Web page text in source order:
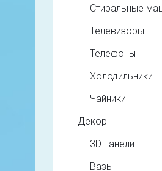
Стиральные
Телевизоры
Телефоны
Холодильники
Чайники
Декор
3D панели
Вазы